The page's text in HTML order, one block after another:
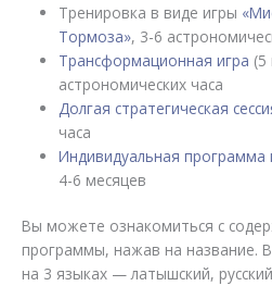
Тренировка в виде игры
Тормоза», 3-6
Трансформационная игра (5
астрономических часа
Долгая стратегическая
часа
Индивидуальная программа
4-6 месяцев
Вы можете ознакомиться с
программы, нажав на название.
на 3 языках — латышский,